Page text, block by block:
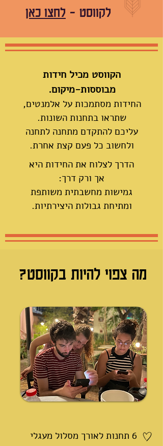
לקווסט - לחצו כאן
הקווסט מכיל חידות
מבוססות-מיקום.
החידות מסתמכות על אלמנטים,
שתראו בתחנות השונות.
עליכם להתקדם מתחנה לתחנה
ולחשוב כל פעם קצת אחרת.
הדרך לצלוח את החידות היא
אך ורק דרך:
גמישות מחשבתית משותפת
ומתיחת גבולות היצירתיות.
מה צפוי להיות בקווסט?
6 תחנות לאורך מסלול מעגלי